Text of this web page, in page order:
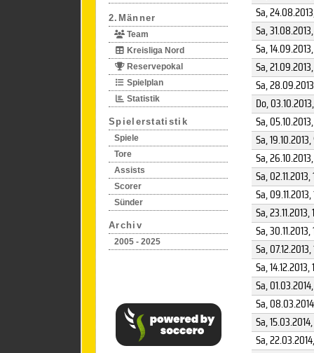
2.Männer
Team
Kreisliga Nord
Reservepokal
Spielplan
Statistik
Spielerstatistik
Spiele
Tore
Assists
Scorer
Sünder
Archiv
2005 - 2025
Sa, 24.08.2013
Sa, 31.08.2013
Sa, 14.09.2013
Sa, 21.09.2013
Sa, 28.09.2013
Do, 03.10.2013
Sa, 05.10.2013
Sa, 19.10.2013,
Sa, 26.10.2013
Sa, 02.11.2013,
Sa, 09.11.2013,
Sa, 23.11.2013,
Sa, 30.11.2013,
Sa, 07.12.2013,
Sa, 14.12.2013,
Sa, 01.03.2014
Sa, 08.03.2014
Sa, 15.03.2014
Sa, 22.03.2014